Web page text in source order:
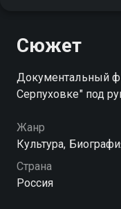
Сюжет
Документальный
Серпуховке" под
Жанр
Культура,
Страна
Россия